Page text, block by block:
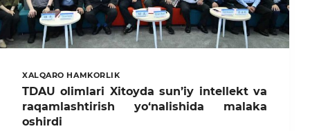
XALQARO HAMKORLIK
TDAU olimlari Xitoyda sun’iy intellekt va
raqamlashtirish yo‘nalishida malaka
oshirdi